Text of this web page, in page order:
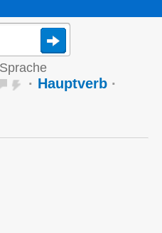
· Hauptverb ·